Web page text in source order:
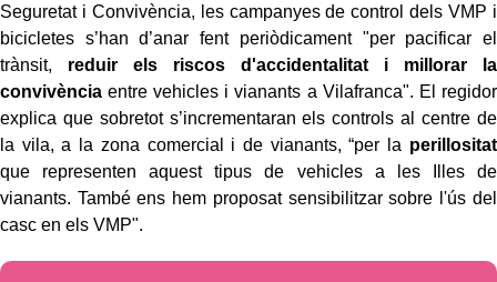
Seguretat i Convivència, les campanyes de control dels VMP i
bicicletes s’han d’anar fent periòdicament "per pacificar el
trànsit, reduir els riscos d'accidentalitat i millorar la
convivència entre vehicles i vianants a Vilafranca". El regidor
explica que sobretot s’incrementaran els controls al centre de
la vila, a la zona comercial i de vianants, “per la perillositat
que representen aquest tipus de vehicles a les Illes de
vianants. També ens hem proposat sensibilitzar sobre l'ús del
casc en els VMP".